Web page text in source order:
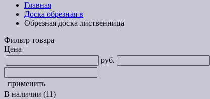
Главная
Доска обрезная в
Обрезная доска лиственница
Фильтр товара
Цена
руб.
применить
В наличии (11)